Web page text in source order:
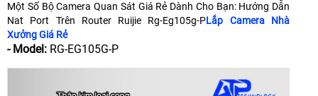
Một Số Bộ Camera Quan Sát Giá Rẻ Dành Cho Bạn: Hướng Dẫn
Nat Port Trên Router Ruijie Rg-Eg105g-PLắp Camera Nhà
Xưởng Giá Rẻ
- Model: RG-EG105G-P